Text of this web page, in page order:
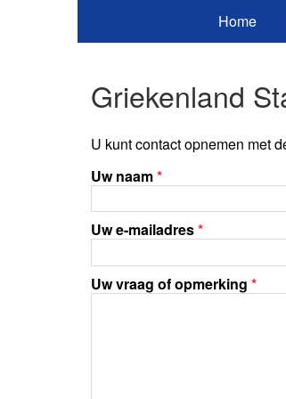
Home
Griekenland
U kunt contact opnemen met
Uw naam*
Uw e-mailadres*
Uw vraag of opmerking *